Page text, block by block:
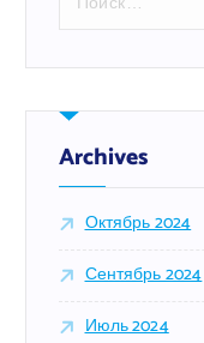
т
:
Archives
Октябрь 2024
Сентябрь 2024
Июль 2024